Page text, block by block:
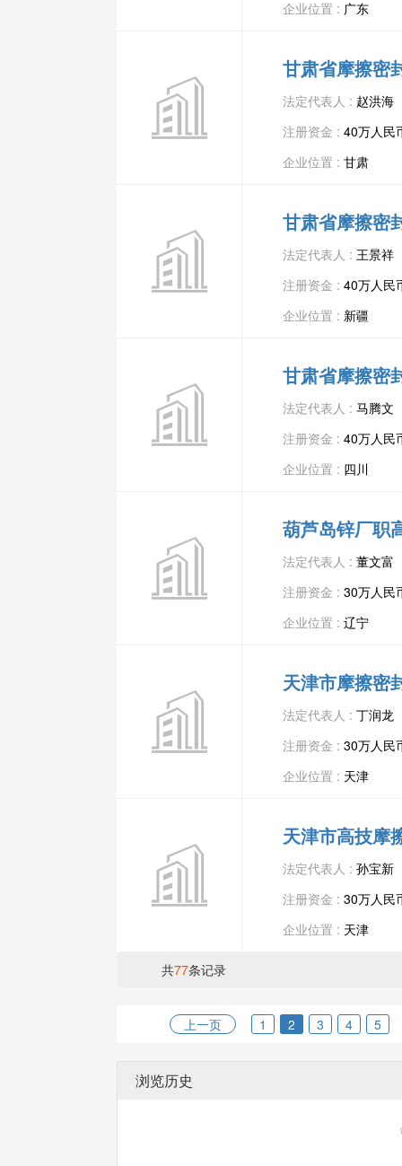
企业位置 : 广东
甘肃省摩擦密
法定代表人 : 赵洪海
注册资金 : 40万人民
企业位置 : 甘肃
甘肃省摩擦密
法定代表人 : 王景祥
注册资金 : 40万人民
企业位置 : 新疆
甘肃省摩擦密
法定代表人 : 马腾文
注册资金 : 40万人民
企业位置 : 四川
葫芦岛锌厂职
法定代表人 : 董文富
注册资金 : 30万人民
企业位置 : 辽宁
天津市摩擦密
法定代表人 : 丁润龙
注册资金 : 30万人民
企业位置 : 天津
天津市高技摩
法定代表人 : 孙宝新
注册资金 : 30万人民
企业位置 : 天津
共77条记录
上一页 1 2 3 4 5
浏览历史